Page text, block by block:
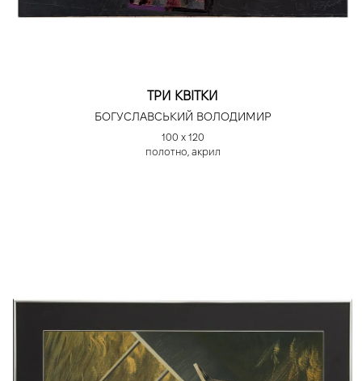
ТРИ КВІТКИ
БОГУСЛАВСЬКИЙ ВОЛОДИМИР
100 х 120
полотно, акрил